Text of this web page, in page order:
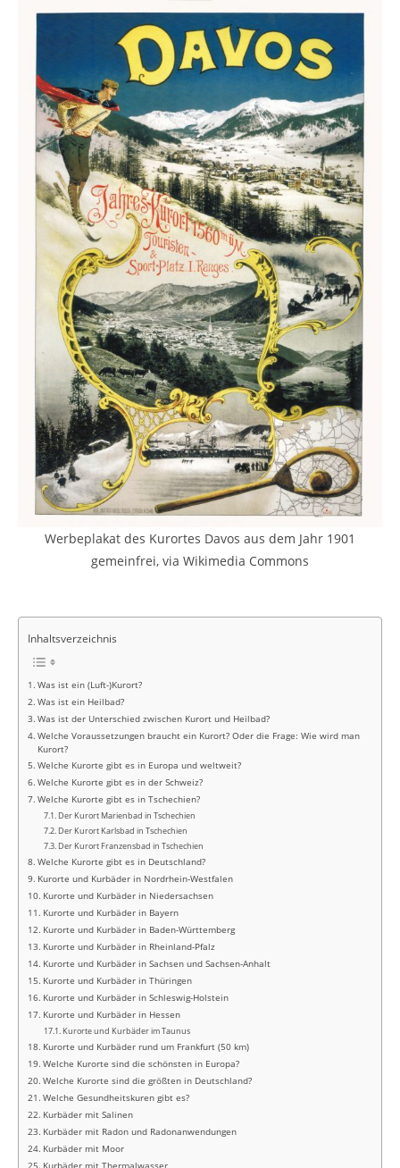
Werbeplakat des Kurortes Davos aus dem Jahr 1901
gemeinfrei, via Wikimedia Commons
Inhaltsverzeichnis
Was ist ein (Luft-)Kurort?
Was ist ein Heilbad?
Was ist der Unterschied zwischen Kurort und Heilbad?
Welche Voraussetzungen braucht ein Kurort? Oder die Frage: Wie wird man
Kurort?
Welche Kurorte gibt es in Europa und weltweit?
Welche Kurorte gibt es in der Schweiz?
Welche Kurorte gibt es in Tschechien?
Der Kurort Marienbad in Tschechien
Der Kurort Karlsbad in Tschechien
Der Kurort Franzensbad in Tschechien
Welche Kurorte gibt es in Deutschland?
Kurorte und Kurbäder in Nordrhein-Westfalen
Kurorte und Kurbäder in Niedersachsen
Kurorte und Kurbäder in Bayern
Kurorte und Kurbäder in Baden-Württemberg
Kurorte und Kurbäder in Rheinland-Pfalz
Kurorte und Kurbäder in Sachsen und Sachsen-Anhalt
Kurorte und Kurbäder in Thüringen
Kurorte und Kurbäder in Schleswig-Holstein
Kurorte und Kurbäder in Hessen
Kurorte und Kurbäder im Taunus
Kurorte und Kurbäder rund um Frankfurt (50 km)
Welche Kurorte sind die schönsten in Europa?
Welche Kurorte sind die größten in Deutschland?
Welche Gesundheitskuren gibt es?
Kurbäder mit Salinen
Kurbäder mit Radon und Radonanwendungen
Kurbäder mit Moor
Kurbäder mit Thermalwasser